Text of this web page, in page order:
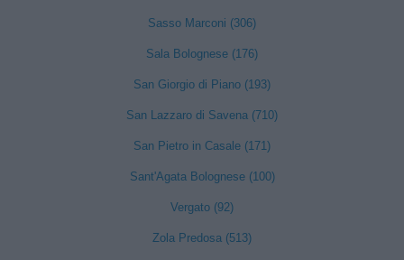
Sasso Marconi (306)
Sala Bolognese (176)
San Giorgio di Piano (193)
San Lazzaro di Savena (710)
San Pietro in Casale (171)
Sant'Agata Bolognese (100)
Vergato (92)
Zola Predosa (513)